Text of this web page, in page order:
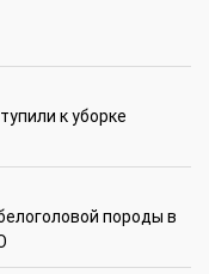
к уборке
породы в